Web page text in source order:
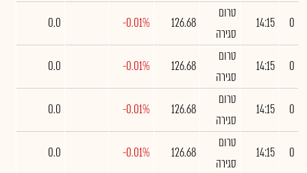
0
14:15
טרום
סגירה
126.68
-0.01%
0.0
0
14:15
טרום
סגירה
126.68
-0.01%
0.0
0
14:15
טרום
סגירה
126.68
-0.01%
0.0
0
14:15
טרום
סגירה
126.68
-0.01%
0.0